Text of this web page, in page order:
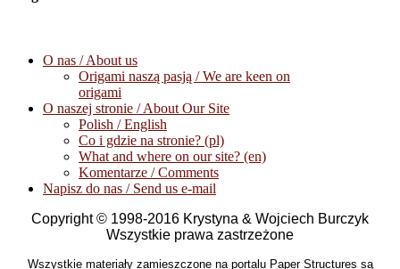
O nas / About us
Origami naszą pasją / We are keen on
origami
O naszej stronie / About Our Site
Polish / English
Co i gdzie na stronie? (pl)
What and where on our site? (en)
Komentarze / Comments
Napisz do nas / Send us e-mail
Copyright © 1998-2016 Krystyna & Wojciech Burczyk
Wszystkie prawa zastrzeżone
Wszystkie materiały zamieszczone na portalu Paper Structures są